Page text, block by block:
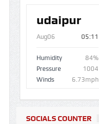
udaipur
Aug06 05:11
Humidity
84%
Pressure
1004
Winds
6.73mph
SOCIALS COUNTER